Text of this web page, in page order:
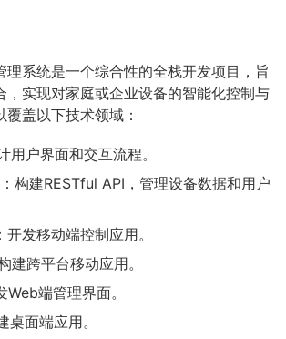
理系统是一个综合性的全栈开发项目，旨
，实现对家庭或企业设备的智能化控制与
盖以下技术领域：
用户界面和交互流程。
构建RESTful API，管理设备数据和用户
发移动端控制应用。
建跨平台移动应用。
端管理界面。
面端应用。